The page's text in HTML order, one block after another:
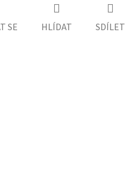
SE HLÍDAT SDÍLET